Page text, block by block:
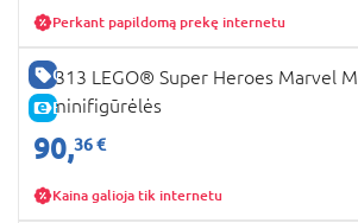
Perkant papildomą prekę internetu
GERA KAINA
E-KAINA
76313 LEGO® Super Heroes Marvel
ir minifigūrėlės
90,36 €
Kaina galioja tik internetu